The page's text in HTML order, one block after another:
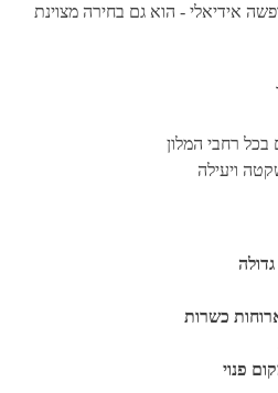
אידיאלי - הוא גם בחירה מצוינת
בכל רחבי המלון
ויעילה
כשרות
פנוי